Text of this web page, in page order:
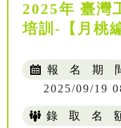
2025年 臺灣
培訓-【月桃
報 名 期
2025/09/19
錄 取 名